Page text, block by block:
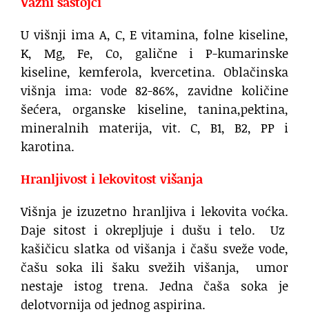
U višnji ima A, C, E vitamina, folne kiseline,
K, Mg, Fe, Co, galične i P-kumarinske
kiseline, kemferola, kvercetina. Oblačinska
višnja ima: vode 82-86%, zavidne količine
šećera, organske kiseline, tanina,pektina,
mineralnih materija, vit. C, B1, B2, PP i
karotina.
Hranljivost i lekovitost višanja
Višnja je izuzetno hranljiva i lekovita voćka.
Daje sitost i okrepljuje i dušu i telo. Uz
kašičicu slatka od višanja i čašu sveže vode,
čašu soka ili šaku svežih višanja, umor
nestaje istog trena. Jedna čaša soka je
delotvornija od jednog aspirina.